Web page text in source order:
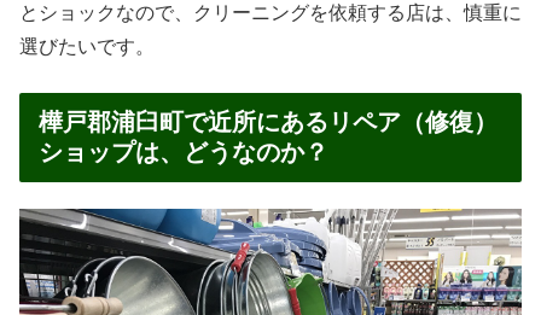
とショックなので、クリーニングを依頼する店は、慎重に
選びたいです。
樺戸郡浦臼町で近所にあるリペア（修復）
ショップは、どうなのか？